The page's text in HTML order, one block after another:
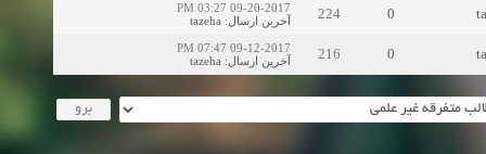
0
224
09-20-2017 03:27 PM
آخرین ارسال:
tazeha
0
216
09-12-2017 07:47 PM
آخرین ارسال:
tazeha